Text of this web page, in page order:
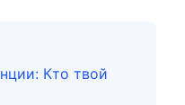
Кто твой